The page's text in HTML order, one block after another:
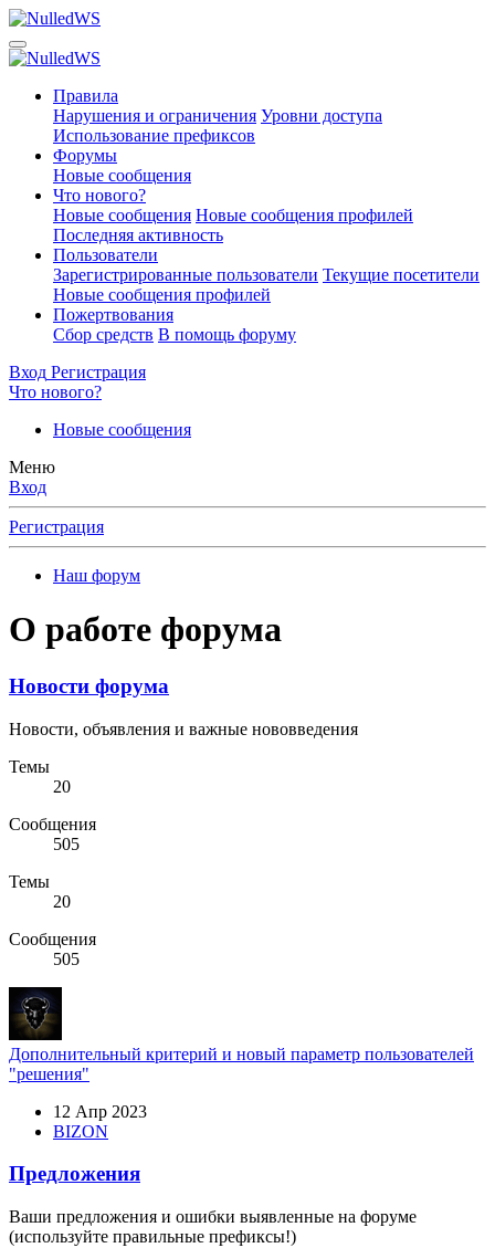
Правила
Нарушения и ограничения Уровни доступа
Использование префиксов
Форумы
Новые сообщения
Что нового?
Новые сообщения Новые сообщения профилей
Последняя активность
Пользователи
Зарегистрированные пользователи Текущие посетители
Новые сообщения профилей
Пожертвования
Сбор средств В помощь форуму
Вход Регистрация
Что нового?
Новые сообщения
Меню
Вход
Регистрация
Наш форум
О работе форума
Новости форума
Новости, объявления и важные нововведения
Темы
20
Сообщения
505
Темы
20
Сообщения
505
Дополнительный критерий и новый параметр пользователей
"решения"
12 Апр 2023
BIZON
Предложения
Ваши предложения и ошибки выявленные на форуме
(используйте правильные префиксы!)